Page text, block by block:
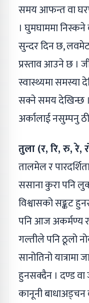
समय आफन्त वा
। घुमघाममा
सुन्दर दिन छ,
प्रस्ताव आउने छ ।
स्वास्थ्यमा समस्या
सक्ने समय देखिन्छ
अर्कालाई नसुम्पनु
तुला (र, रि, रु, रे,
तालमेल र
ससाना कुरा पनि
विश्वासको सङ्कट
पनि आज अकर्मण्य र
गल्तीले पनि ठूलो
सानोतिनो यात्रामा
हुनसक्दैन । दण्ड वा
कानूनी बाधाअड्चन